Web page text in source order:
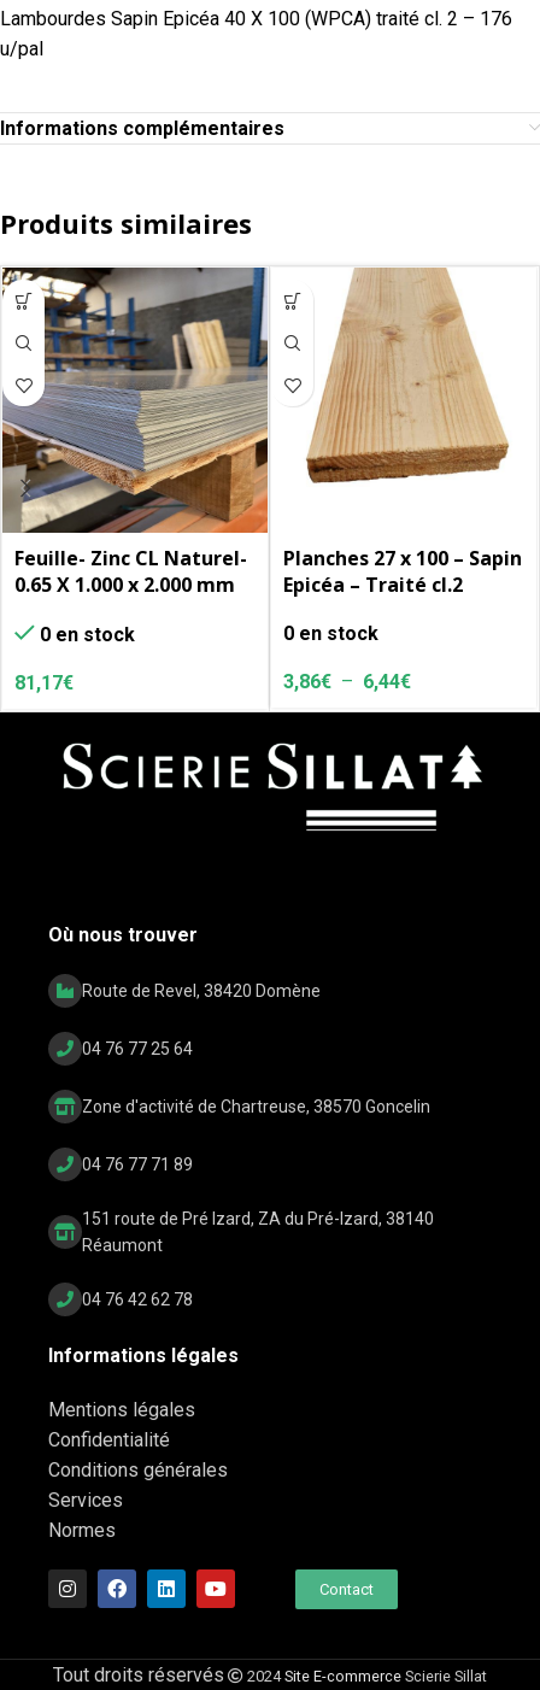
Lambourdes Sapin Epicéa 40 X 100 (WPCA) traité cl. 2 – 176
u/pal
Informations complémentaires
Produits similaires
Feuille- Zinc CL Naturel-
0.65 X 1.000 x 2.000 mm
0 en stock
81,17€
Planches 27 x 100 – Sapin
Epicéa – Traité cl.2
0 en stock
3,86€ – 6,44€
Où nous trouver
Route de Revel, 38420 Domène
04 76 77 25 64
Zone d'activité de Chartreuse, 38570 Goncelin
04 76 77 71 89
151 route de Pré Izard, ZA du Pré-Izard, 38140
Réaumont
04 76 42 62 78
Informations légales
Mentions légales
Confidentialité
Conditions générales
Services
Normes
Contact
Tout droits réservés 2024Site E-commerce Scierie Sillat